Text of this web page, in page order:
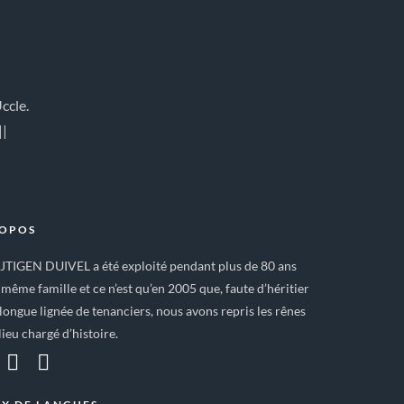
DUIVEL a été exploité pendant plus de 80 ans
famille et ce n’est qu’en 2005 que, faute d’héritier
lignée de tenanciers, nous avons repris les rênes
chargé d’histoire.